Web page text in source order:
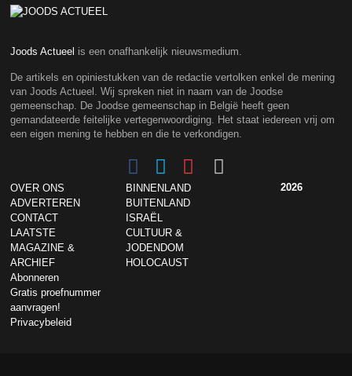
Joods Actueel is een onafhankelijk nieuwsmedium.
De artikels en opiniestukken van de redactie vertolken enkel de mening
van Joods Actueel. Wij spreken niet in naam van de Joodse
gemeenschap. De Joodse gemeenschap in België heeft geen
gemandateerde feitelijke vertegenwoordiging. Het staat iedereen vrij om
een eigen mening te hebben en die te verkondigen.
OVER ONS
ADVERTEREN
CONTACT
LAATSTE
MAGAZINE &
ARCHIEF
Abonneren
Gratis proefnummer
aanvragen!
Privacybeleid
BINNENLAND
BUITENLAND
ISRAËL
CULTUUR &
JODENDOM
HOLOCAUST
2026